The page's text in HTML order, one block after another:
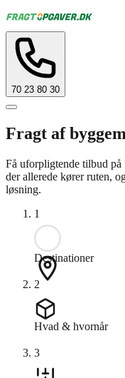
70 23 80 30
Fragt af
Få uforpligtende tilbud
der allerede kører ruten,
løsning.
1
Destinationer
2
Hvad & hvornår
3